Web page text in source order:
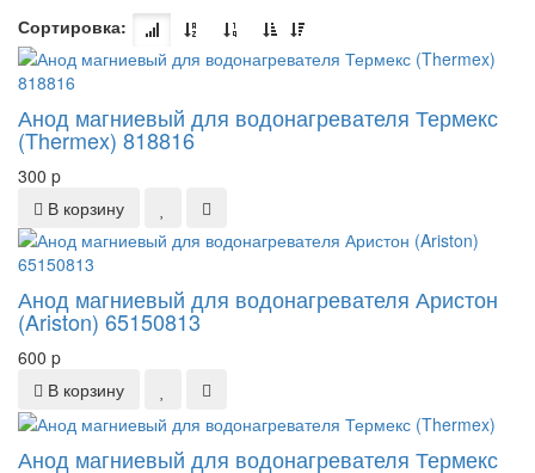
Сортировка:
Анод магниевый для водонагревателя Термекс
(Thermex) 818816
300 p
В корзину
Анод магниевый для водонагревателя Аристон
(Ariston) 65150813
600 p
В корзину
Анод магниевый для водонагревателя Термекс